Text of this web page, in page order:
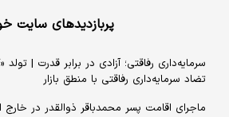
پربازدیدهای سایت
سرمایه‌داری رفاقتی؛ آزادی در برابر قدرت | تولد
تضاد سرمایه‌داری رفاقتی با منطق بازار
ماجرای اقامت پسر محمدباقر ذوالقدر در خارج